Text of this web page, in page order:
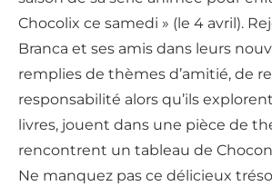
Chocolix ce samedi » (le 4 avril).
Branca et ses amis dans leurs
remplies de thèmes d’amitié, de
responsabilité alors qu’ils
livres, jouent dans une pièce de
rencontrent un tableau de
Ne manquez pas ce délicieux